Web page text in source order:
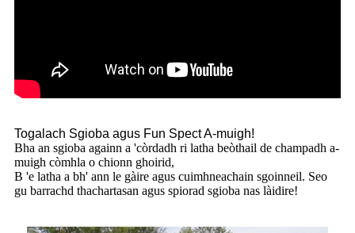
Togalach Sgioba agus Fun Spect A-muigh!
Bha an sgioba againn a 'còrdadh ri latha beòthail de champadh a-
muigh còmhla o chionn ghoirid,
B 'e latha a bh' ann le gàire agus cuimhneachain sgoinneil. Seo
gu barrachd thachartasan agus spiorad sgioba nas làidire!